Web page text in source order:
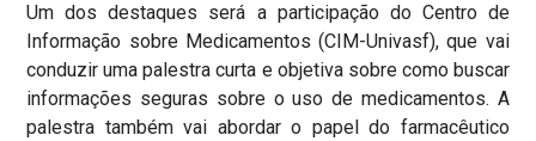
Um dos destaques será a participação do Centro de
Informação sobre Medicamentos (CIM-Univasf), que vai
conduzir uma palestra curta e objetiva sobre como buscar
informações seguras sobre o uso de medicamentos. A
palestra também vai abordar o papel do farmacêutico